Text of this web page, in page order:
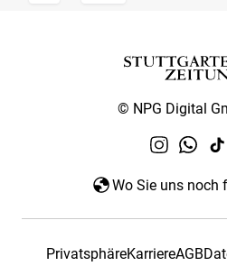
© NPG Digital
Wo Sie uns noch
PrivatsphäreKarriereAGB